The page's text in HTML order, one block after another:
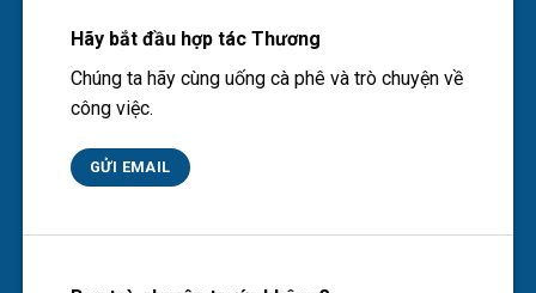
Hãy bắt đầu hợp tác Thương
Chúng ta hãy cùng uống cà phê và trò chuyện về
công việc.
GỬI EMAIL